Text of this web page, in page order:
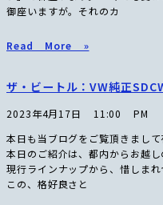
御座いますが。それのカ
Read More »
ザ・ビートル：VW純正
2023年4月17日 11:00 PM
本日も当ブログをご覧頂きまして
本日のご紹介は、都内からお越
現行ラインナップから、惜しま
この、格好良さと